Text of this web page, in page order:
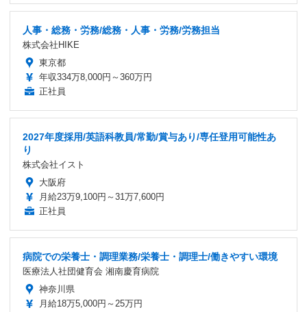
人事・総務・労務/総務・人事・労務/労務担当
株式会社HIKE
東京都
年収334万8,000円～360万円
正社員
2027年度採用/英語科教員/常勤/賞与あり/専任登用可能性あ
り
株式会社イスト
大阪府
月給23万9,100円～31万7,600円
正社員
病院での栄養士・調理業務/栄養士・調理士/働きやすい環境
医療法人社団健育会 湘南慶育病院
神奈川県
月給18万5,000円～25万円